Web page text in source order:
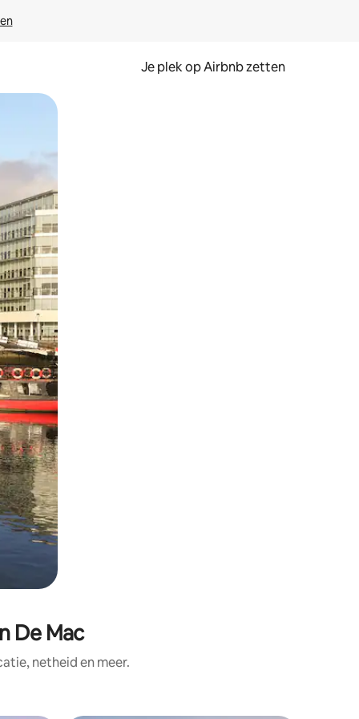
Je plek op Airbnb zetten
of swipen.
De Mac
netheid en meer.